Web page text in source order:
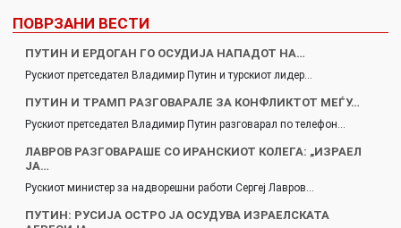
ПОВРЗАНИ ВЕСТИ
ПУТИН И ЕРДОГАН ГО ОСУДИЈА НАПАДОТ НА…
Рускиот претседател Владимир Путин и турскиот лидер…
ПУТИН И ТРАМП РАЗГОВАРАЛЕ ЗА КОНФЛИКТОТ МЕЃУ…
Рускиот претседател Владимир Путин разговарал по телефон…
ЛАВРОВ РАЗГОВАРАШЕ СО ИРАНСКИОТ КОЛЕГА: „ИЗРАЕЛ
ЈА…
Рускиот министер за надворешни работи Сергеј Лавров…
ПУТИН: РУСИЈА ОСТРО ЈА ОСУДУВА ИЗРАЕЛСКАТА